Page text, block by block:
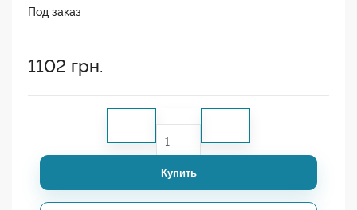
Под заказ
1102 грн.
Купить